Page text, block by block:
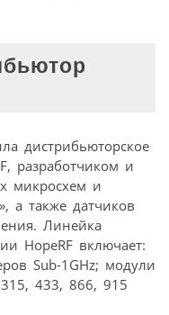
дистрибьюторское
разработчиком и
микросхем и
а также датчиков
Линейка
HopeRF включает:
Sub-1GHz; модули
433, 866, 915